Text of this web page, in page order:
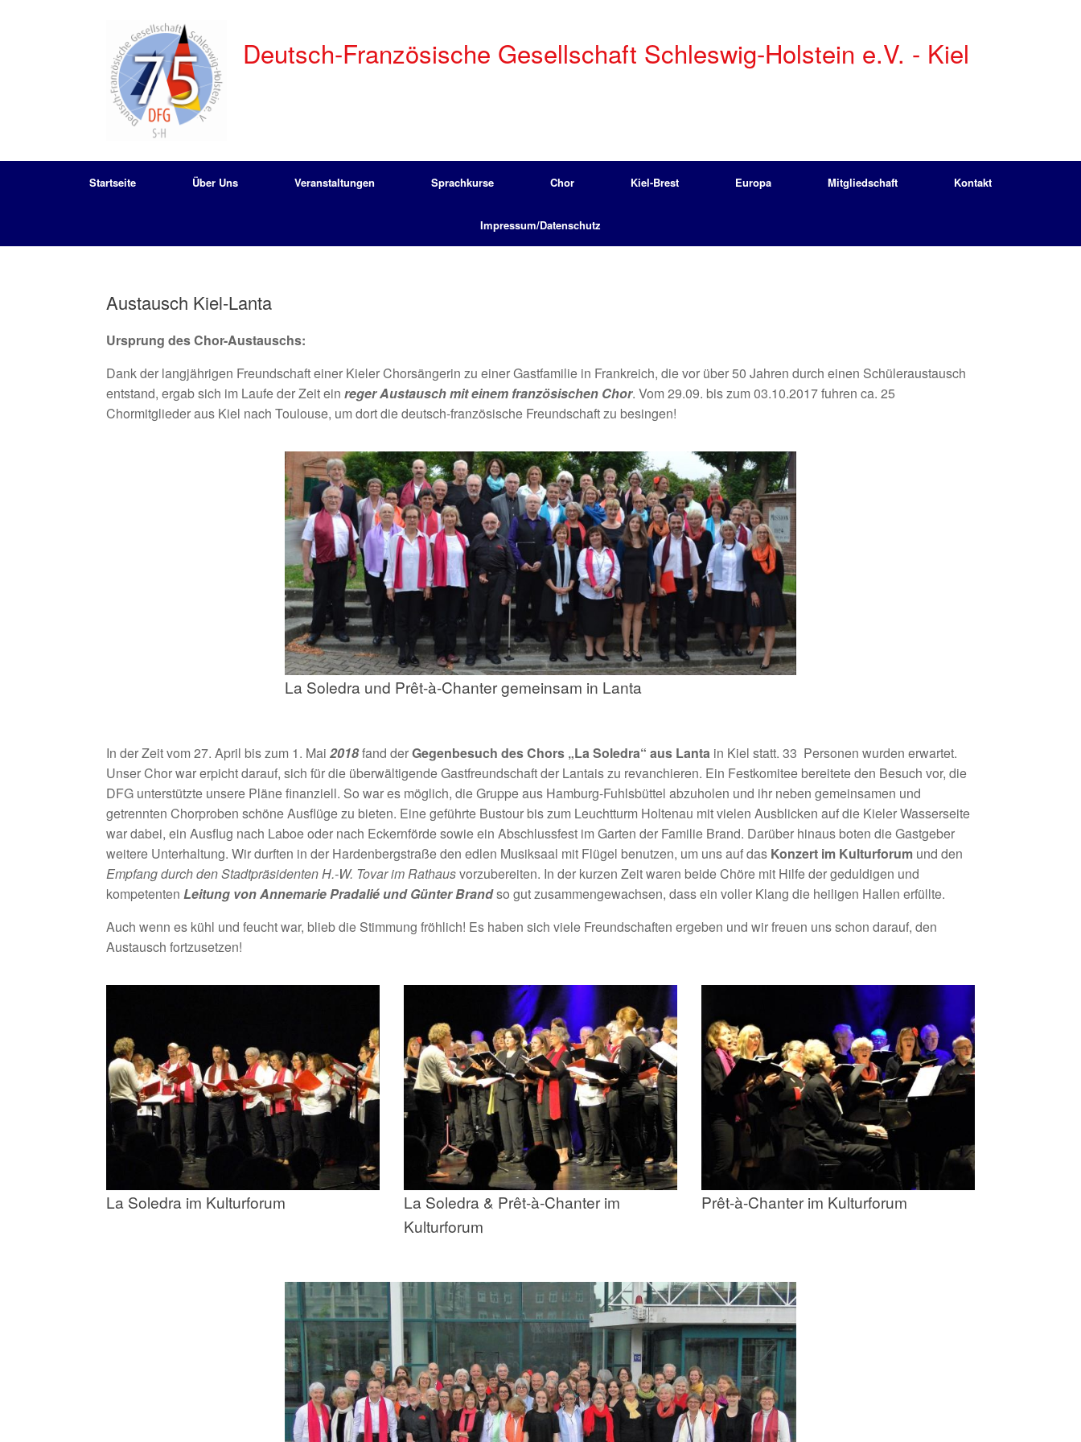
Deutsch-Französische Gesellschaft Schleswig-Holstein e.V. - Kiel
Startseite Über Uns Veranstaltungen Sprachkurse Chor Kiel-Brest Europa Mitgliedschaft Kontakt
Impressum/Datenschutz
Austausch Kiel-Lanta
Ursprung des Chor-Austauschs:
Dank der langjährigen Freundschaft einer Kieler Chorsängerin zu einer Gastfamilie in Frankreich, die vor über 50 Jahren durch einen Schüleraustausch
entstand, ergab sich im Laufe der Zeit ein reger Austausch mit einem französischen Chor. Vom 29.09. bis zum 03.10.2017 fuhren ca. 25
Chormitglieder aus Kiel nach Toulouse, um dort die deutsch-französische Freundschaft zu besingen!
La Soledra und Prêt-à-Chanter gemeinsam in Lanta
In der Zeit vom 27. April bis zum 1. Mai 2018fand derGegenbesuch des Chors „La Soledra“ aus Lanta in Kiel statt. 33 Personen wurden erwartet.
Unser Chor war erpicht darauf, sich für die überwältigende Gastfreundschaft der Lantais zu revanchieren. Ein Festkomitee bereitete den Besuch vor, die
DFG unterstützte unsere Pläne finanziell. So war es möglich, die Gruppe aus Hamburg-Fuhlsbüttel abzuholen und ihr neben gemeinsamen und
getrennten Chorproben schöne Ausflüge zu bieten. Eine geführte Bustour bis zum Leuchtturm Holtenau mit vielen Ausblicken auf die Kieler Wasserseite
war dabei, ein Ausflug nach Laboe oder nach Eckernförde sowie ein Abschlussfest im Garten der Familie Brand. Darüber hinaus boten die Gastgeber
weitere Unterhaltung. Wir durften in der Hardenbergstraße den edlen Musiksaal mit Flügel benutzen, um uns auf das Konzert im Kulturforum und den
Empfang durch den Stadtpräsidenten H.-W. Tovar im Rathausvorzubereiten. In der kurzen Zeit waren beide Chöre mit Hilfe der geduldigen und
kompetenten Leitung vonAnnemariePradalié und Günter Brandso gut zusammengewachsen, dass ein voller Klang die heiligen Hallen erfüllte.
Auch wenn es kühl und feucht war, blieb die Stimmung fröhlich! Es haben sich viele Freundschaften ergeben und wir freuen uns schon darauf, den
Austausch fortzusetzen!
La Soledra im Kulturforum
La Soledra & Prêt-à-Chanter im
Kulturforum
Prêt-à-Chanter im Kulturforum